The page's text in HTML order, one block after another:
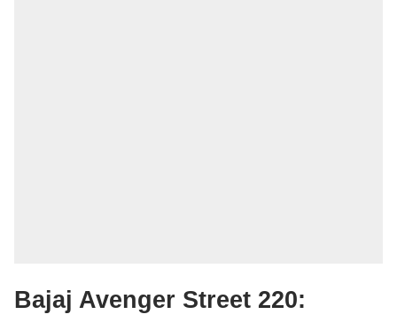
Bajaj Avenger Street 220: